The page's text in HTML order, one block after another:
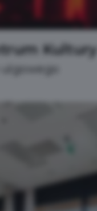
Kultury